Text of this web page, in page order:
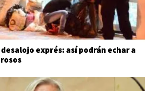
exprés: así podrán echar a